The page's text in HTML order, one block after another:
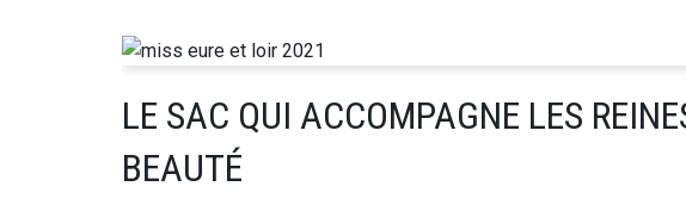
LE SAC QUI ACCOMPAGNE LES
BEAUTÉ